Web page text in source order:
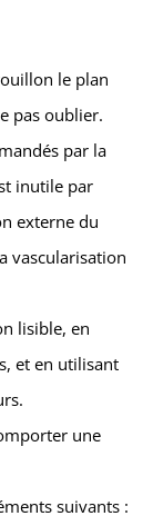
le plan
pas oublier.
par la
inutile par
externe du
vascularisation
lisible, en
et en utilisant
une
suivants :